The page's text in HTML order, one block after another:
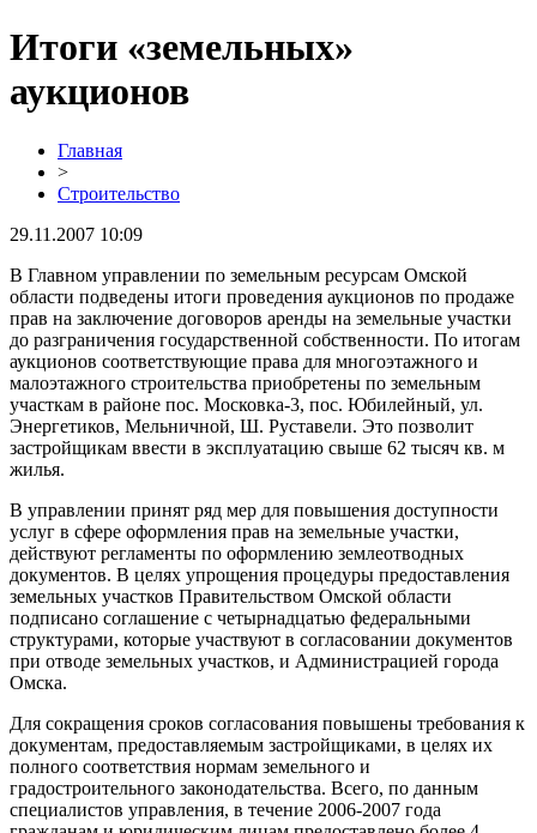
Итоги «земельных»
аукционов
Главная
>
Строительство
29.11.2007 10:09
В Главном управлении по земельным ресурсам Омской
области подведены итоги проведения аукционов по продаже
прав на заключение договоров аренды на земельные участки
до разграничения государственной собственности. По итогам
аукционов соответствующие права для многоэтажного и
малоэтажного строительства приобретены по земельным
участкам в районе пос. Московка-3, пос. Юбилейный, ул.
Энергетиков, Мельничной, Ш. Руставели. Это позволит
застройщикам ввести в эксплуатацию свыше 62 тысяч кв. м
жилья.
В управлении принят ряд мер для повышения доступности
услуг в сфере оформления прав на земельные участки,
действуют регламенты по оформлению землеотводных
документов. В целях упрощения процедуры предоставления
земельных участков Правительством Омской области
подписано соглашение с четырнадцатью федеральными
структурами, которые участвуют в согласовании документов
при отводе земельных участков, и Администрацией города
Омска.
Для сокращения сроков согласования повышены требования к
документам, предоставляемым застройщиками, в целях их
полного соответствия нормам земельного и
градостроительного законодательства. Всего, по данным
специалистов управления, в течение 2006-2007 года